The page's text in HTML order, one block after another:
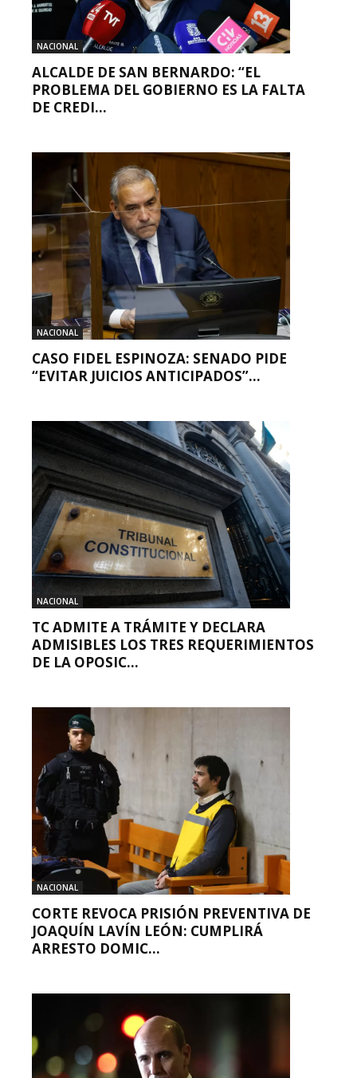
NACIONAL
ALCALDE DE SAN BERNARDO: “EL
PROBLEMA DEL GOBIERNO ES LA FALTA
DE CREDI...
NACIONAL
CASO FIDEL ESPINOZA: SENADO PIDE
“EVITAR JUICIOS ANTICIPADOS”...
NACIONAL
TC ADMITE A TRÁMITE Y DECLARA
ADMISIBLES LOS TRES REQUERIMIENTOS
DE LA OPOSIC...
NACIONAL
CORTE REVOCA PRISIÓN PREVENTIVA DE
JOAQUÍN LAVÍN LEÓN: CUMPLIRÁ
ARRESTO DOMIC...